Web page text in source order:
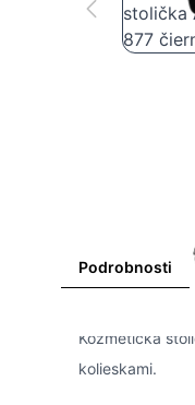
Podrobnosti
Kozmetická
kolieskami.